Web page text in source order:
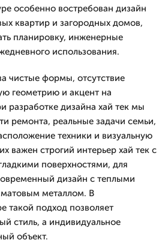
особенно востребован дизайн
квартир и загородных домов,
планировку, инженерные
использования.
чистые формы, отсутствие
геометрию и акцент на
разработке дизайна хай тек мы
ремонта, реальные задачи семьи,
техники и визуальную
важен строгий интерьер хай тек с
поверхностями, для
дизайн с теплыми
металлом. В
такой подход позволяет
стиль, а индивидуальное
объект.